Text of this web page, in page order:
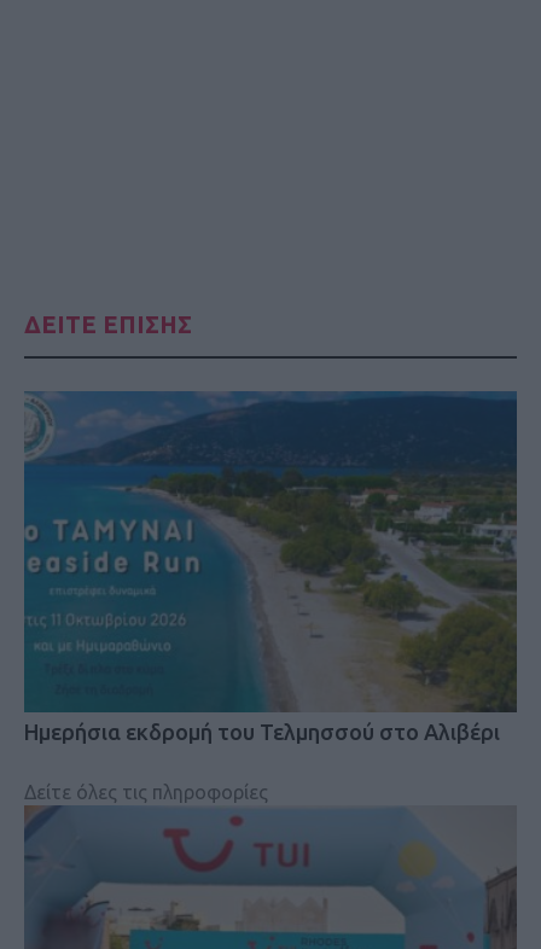
ΔΕΙΤΕ ΕΠΙΣΗΣ
Ημερήσια εκδρομή του Τελμησσού στο Αλιβέρι
Δείτε όλες τις πληροφορίες